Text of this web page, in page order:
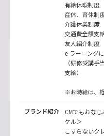
有給休暇制度
産休、育休
介護休業制
交通費全額支
友人紹介制
e-ラーニング
（研修受講
支給）
※お時給は、
ブランド紹介
CMでもおなじ
ケル＞
こすらないク